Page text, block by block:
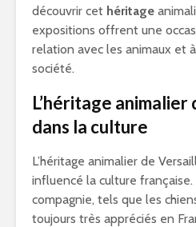
découvrir cet héritage
expositions offrent une
relation avec les animaux et
société.
L’héritage
dans la culture
L’héritage animalier de
influencé la culture française.
compagnie, tels que les
toujours très appréciés en